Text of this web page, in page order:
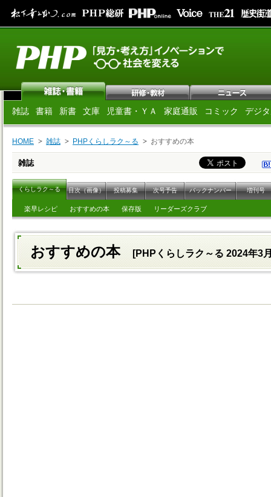
雑誌 書籍 新書 文庫 児童書・ＹＡ 家庭通販 コミック デジ
HOME 雑誌 PHPくらしラク～る おすすめの本
雑誌
くらしラク～る 目次（画像） 投稿募集 次号予告 バックナンバー 増刊号
楽早レシピ おすすめの本 保存版 リーダーズクラブ
おすすめの本 [PHPくらしラク～る 2024年3